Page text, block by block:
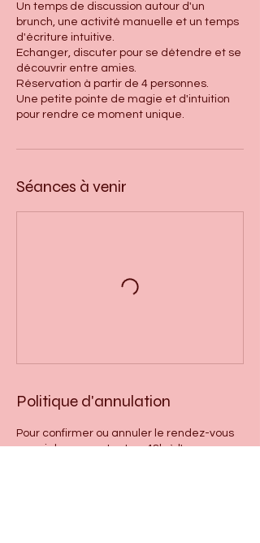
Un temps de discussion autour d'un
brunch, une activité manuelle et un temps
d'écriture intuitive.
Echanger, discuter pour se détendre et se
découvrir entre amies.
Réservation à partir de 4 personnes.
Une petite pointe de magie et d'intuition
pour rendre ce moment unique.
Séances à venir
Politique d'annulation
Pour confirmer ou annuler le rendez-vous
merci de me contactez, 48h à l'avance par